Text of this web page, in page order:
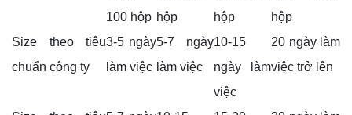
100 hộp hộp
hộp
hộp
Size theo tiêu
chuẩn công ty
3-5 ngày
làm việc
5-7 ngày
làm việc
10-15
ngày làm
việc
20 ngày làm
việc trở lên